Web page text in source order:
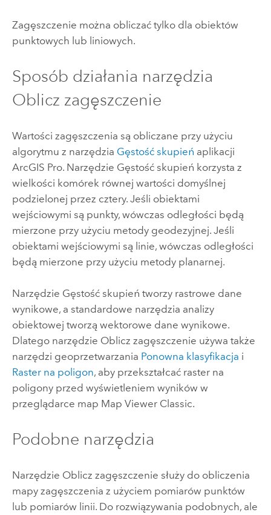
Zagęszczenie można obliczać tylko dla obiektów
punktowych lub liniowych.
Sposób działania narzędzia
Oblicz zagęszczenie
Wartości zagęszczenia są obliczane przy użyciu
algorytmu z narzędzia Gęstość skupień aplikacji
ArcGIS Pro. Narzędzie Gęstość skupień korzysta z
wielkości komórek równej wartości domyślnej
podzielonej przez cztery. Jeśli obiektami
wejściowymi są punkty, wówczas odległości będą
mierzone przy użyciu metody geodezyjnej. Jeśli
obiektami wejściowymi są linie, wówczas odległości
będą mierzone przy użyciu metody planarnej.
Narzędzie Gęstość skupień tworzy rastrowe dane
wynikowe, a standardowe narzędzia analizy
obiektowej tworzą wektorowe dane wynikowe.
Dlatego narzędzie Oblicz zagęszczenie używa także
narzędzi geoprzetwarzania Ponowna klasyfikacja i
Raster na poligon, aby przekształcać raster na
poligony przed wyświetleniem wyników w
przeglądarce map Map Viewer Classic.
Podobne narzędzia
Narzędzie Oblicz zagęszczenie służy do obliczenia
mapy zagęszczenia z użyciem pomiarów punktów
lub pomiarów linii. Do rozwiązywania podobnych, ale